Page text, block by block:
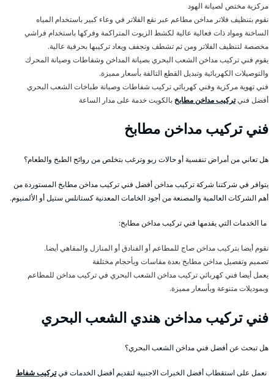
مركزية مختص لصيانة الهود
نقوم بتنظيف فلاتر مداخن مطاعم عبر نقع الفلاتر في وعاء كبير باستخدام المياه
الساخنة ومواد ذات فعالية عالية لكشط الزيوت المتراكمة وفركها باستخدام فراشي
مخصصة لتنظيف الفلاتر ومن ثم تشطف وتجفف ويعاد تركيبها بحرفية عالية.
يقوم فني تركيب مداخن الشعب البحري بصيانة المداخن وشفاطات وصيانة المحرك
والتوصيلات الكهربائية وتبديل القطع التالفة بأسعار مميزة.
فني تهوية مركزية وفني كهربائي تركيب شفاطات وصيانة طباخات الشعب البحري
أفضل فنيتركيب مداخن مطابخ بالكويت خدمة على مدار الساعة
فني تركيب مداخن مطابخ
هل تعاني من أمراض تنفسية أو حالات ربو وترغب بتخلص من روائح الطبخ والطعام؟
يتوافر في شركتنا شركة تركيب مداخن أفضل فني تركيب مداخن مطابخ المستوردة من
أهم الشركات العالمية والمصنعة من أجود الخامات المعدنية كستانلس ستيل أو الألمنيوم.
ما الخدمات التي يقدمها فني تركيب مداخن مطابخ:
نقوم أيضا بتركيب مداخن صاج للمطاعم أو الفنادق أو المنازل والمقاهي أيضا.
تصميم وتفصيل مداخن مطابخ بعدة مقاسات وبأحجام مختلفة
يعمل أيضا فني كهربائي تركيب مداخن الشعب البحري في تركيب مداخن للمطاعم
وبموديلات متنوعة وبأسعار مميزة.
فني تركيب مداخن هندي الشعب البحري
هل تبحث عن أفضل فني مداخن الشعب البحري؟
نعمل على استقطاب أفضل الخبرات الاجنبية لتقديم أفضل الخدمات فيتركيب شفاط